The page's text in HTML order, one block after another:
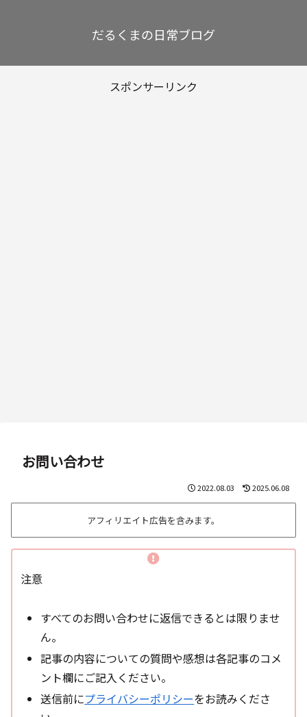
だるくまの日常ブログ
スポンサーリンク
お問い合わせ
2022.08.03 2025.06.08
アフィリエイト広告を含みます。
注意
すべてのお問い合わせに返信できるとは限りませ
ん。
記事の内容についての質問や感想は各記事のコメ
ント欄にご記入ください。
送信前にプライバシーポリシーをお読みくださ